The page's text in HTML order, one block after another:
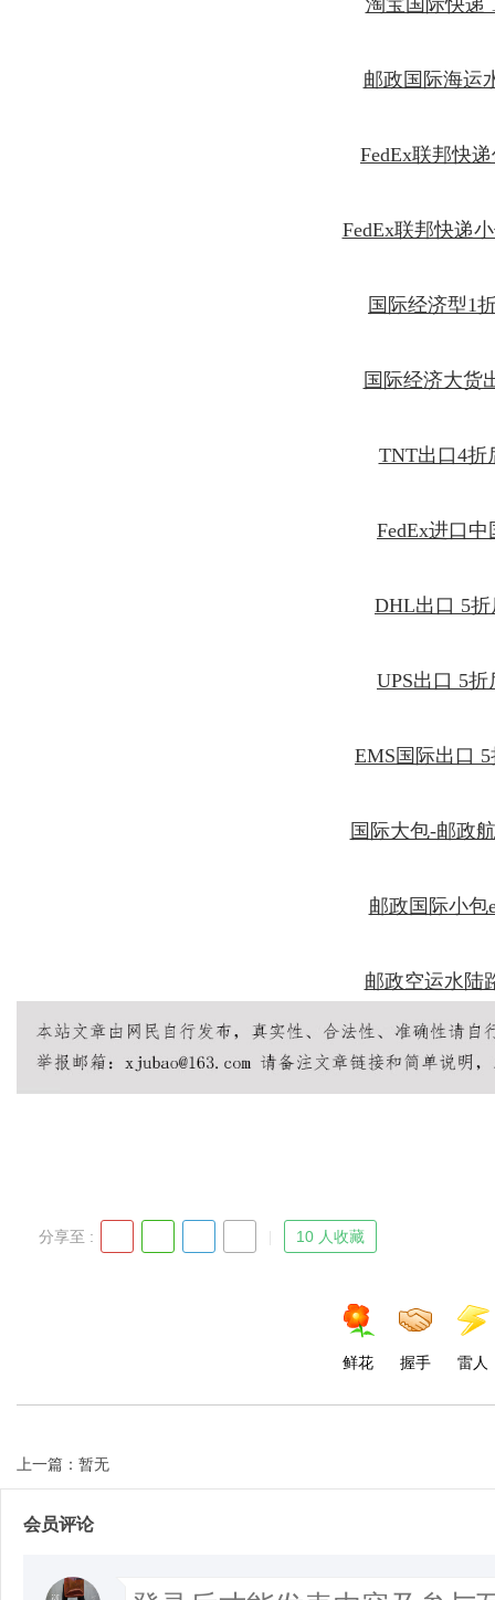
邮政国际海运
FedEx联邦快
FedEx联邦快递
国际经济型1
国际经济大货
TNT出口4折
FedEx进口
DHL出口 5
UPS出口 5
EMS国际出口
国际大包-邮政
邮政国际小包
邮政空运水陆
分享至 : 10 人收藏
鲜花 握手 雷人
上一篇：暂无
会员评论